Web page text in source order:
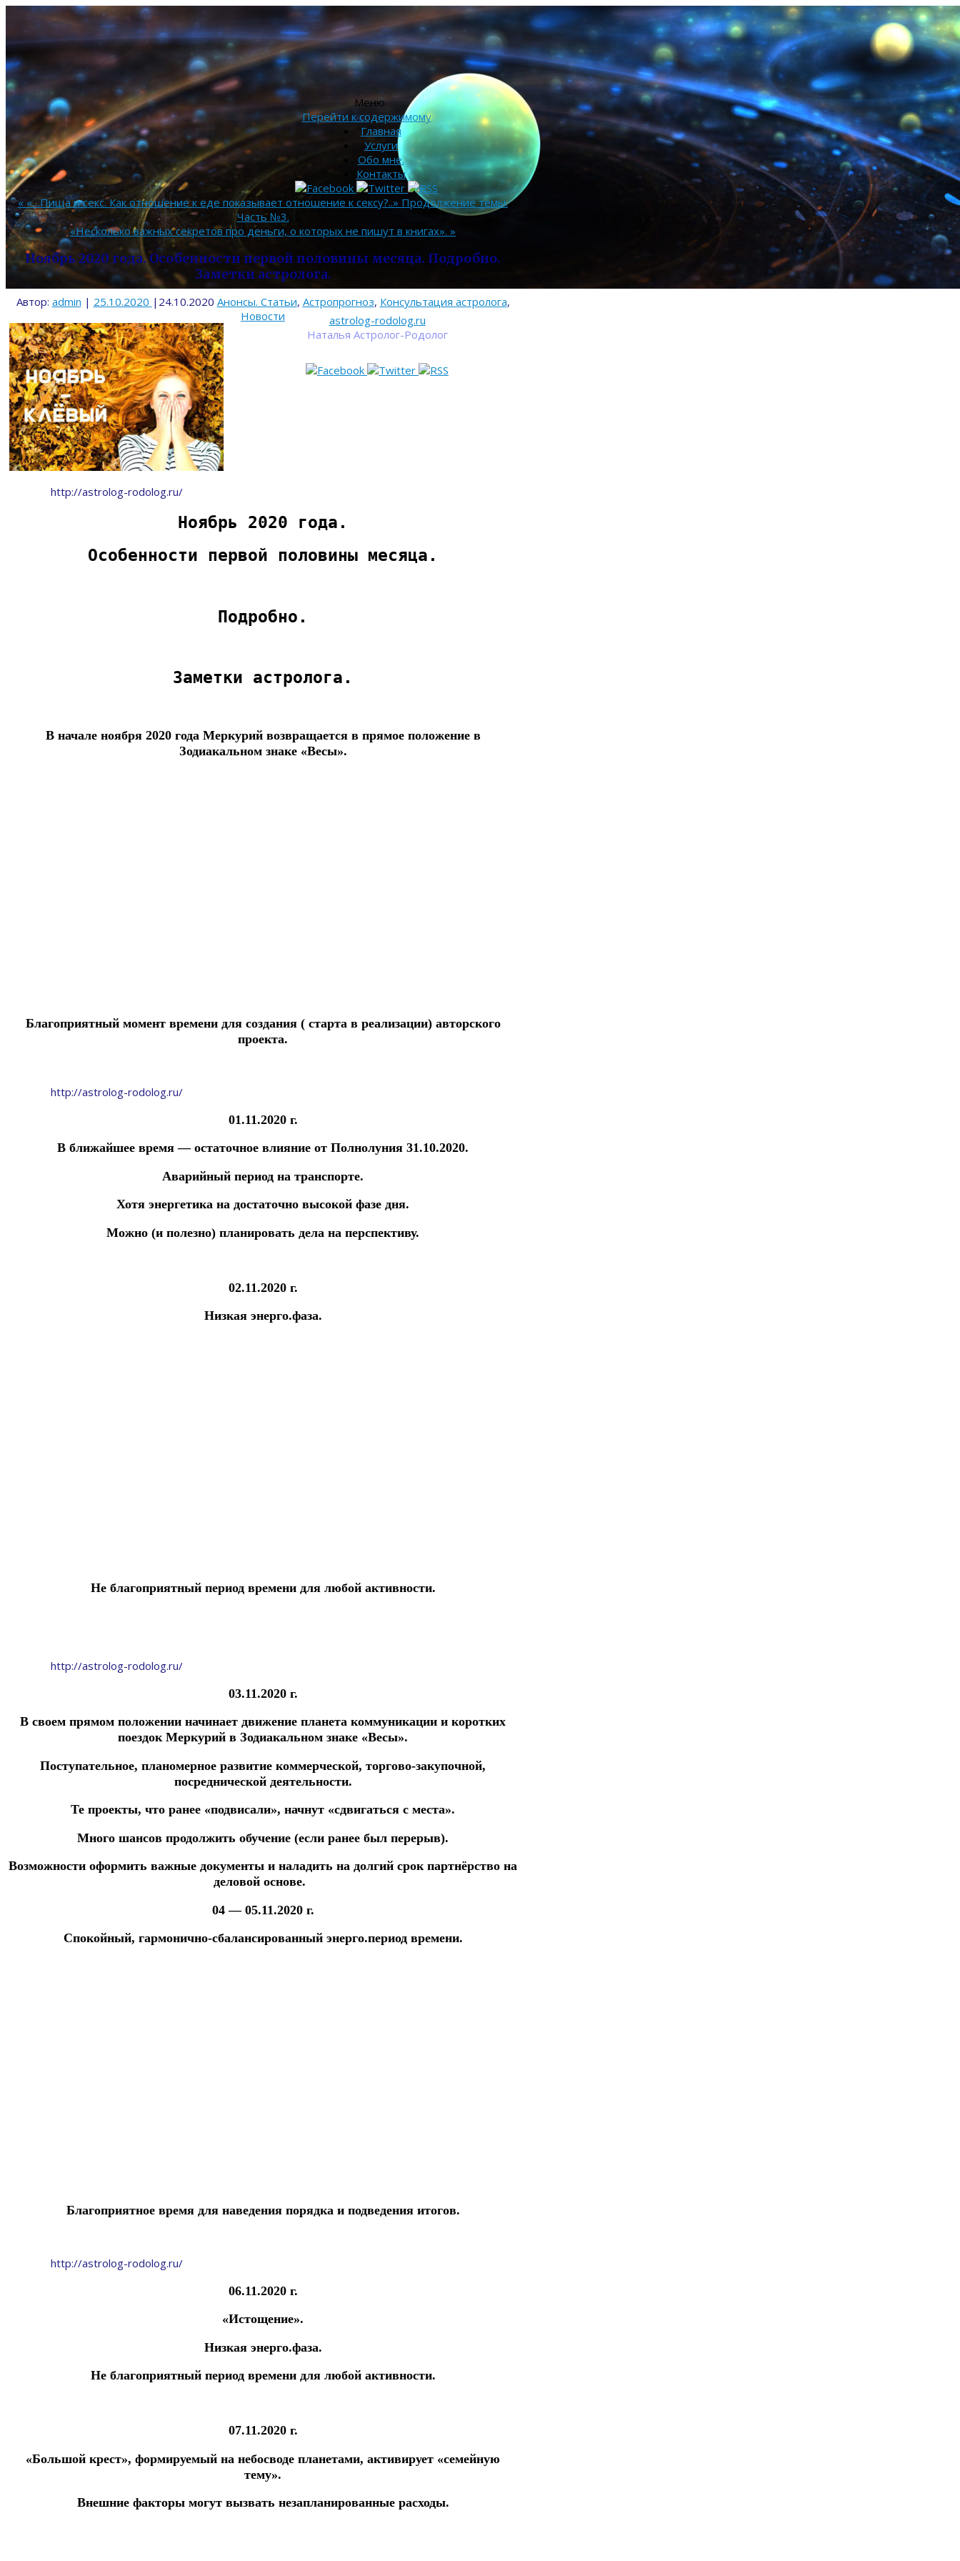
astrolog-rodolog.ru
Наталья Астролог-Родолог
Меню
Перейти к содержимому
Главная
Услуги
Обо мне.
Контакты
««…Пища и секс. Как отношение к еде показывает отношение к сексу?..» Продолжение темы.
Часть №3.
«Несколько важных секретов про деньги, о которых не пишут в книгах». »
Ноябрь 2020 года. Особенности первой половины месяца. Подробно.
Заметки астролога.
Автор: admin | 25.10.2020 | 24.10.2020 Анонсы. Статьи, Астропрогноз, Консультация астролога,
Новости
http://astrolog-rodolog.ru/
Ноябрь 2020 года.
Особенности первой половины месяца.
Подробно.
Заметки астролога.
В начале ноября 2020 года Меркурий возвращается в прямое положение в
Зодиакальном знаке «Весы».
Благоприятный момент времени для создания ( старта в реализации) авторского
проекта.
http://astrolog-rodolog.ru/
01.11.2020 г.
В ближайшее время — остаточное влияние от Полнолуния 31.10.2020.
Аварийный период на транспорте.
Хотя энергетика на достаточно высокой фазе дня.
Можно (и полезно) планировать дела на перспективу.
02.11.2020 г.
Низкая энерго.фаза.
Не благоприятный период времени для любой активности.
http://astrolog-rodolog.ru/
03.11.2020 г.
В своем прямом положении начинает движение планета коммуникации и коротких
поездок Меркурий в Зодиакальном знаке «Весы».
Поступательное, планомерное развитие коммерческой, торгово-закупочной,
посреднической деятельности.
Те проекты, что ранее «подвисали», начнут «сдвигаться с места».
Много шансов продолжить обучение (если ранее был перерыв).
Возможности оформить важные документы и наладить на долгий срок партнёрство на
деловой основе.
04 — 05.11.2020 г.
Спокойный, гармонично-сбалансированный энерго.период времени.
Благоприятное время для наведения порядка и подведения итогов.
http://astrolog-rodolog.ru/
06.11.2020 г.
«Истощение».
Низкая энерго.фаза.
Не благоприятный период времени для любой активности.
07.11.2020 г.
«Большой крест», формируемый на небосводе планетами, активирует «семейную
тему».
Внешние факторы могут вызвать незапланированные расходы.